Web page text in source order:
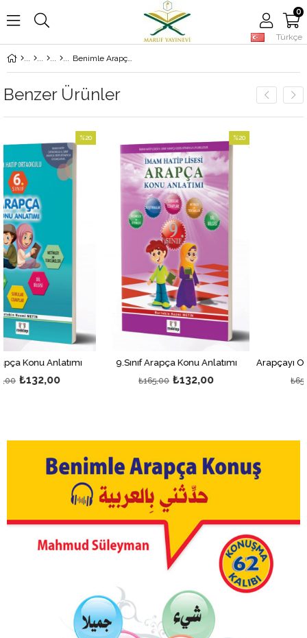
Türkçe
0
Benimle Arapça Konuş
Benzer Ürünler
İndirim
%20İndirim
9.Sınıf Arapça Konu Anlatımı
₺132,00
İndirim
%20İndirim